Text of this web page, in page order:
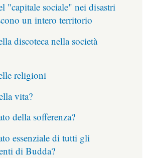
"capitale sociale" nei disastri
un intero territorio
discoteca nella società
religioni
vita?
della sofferenza?
essenziale di tutti gli
di Budda?